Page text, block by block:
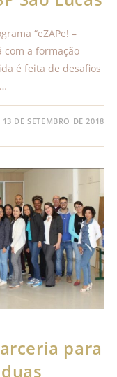
“eZAPe! –
a formação
é feita de desafios
13 DE SETEMBRO DE 2018
para